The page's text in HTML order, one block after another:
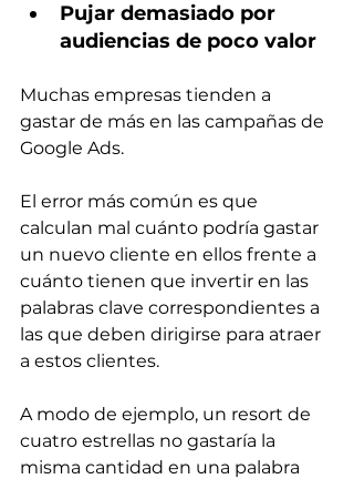
Pujar demasiado por
audiencias de poco valor
Muchas empresas tienden a
gastar de más en las campañas de
Google Ads.
El error más común es que
calculan mal cuánto podría gastar
un nuevo cliente en ellos frente a
cuánto tienen que invertir en las
palabras clave correspondientes a
las que deben dirigirse para atraer
a estos clientes.
A modo de ejemplo, un resort de
cuatro estrellas no gastaría la
misma cantidad en una palabra